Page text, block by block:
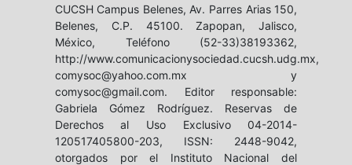
CUCSH Campus Belenes, Av. Parres Arias 150,
Belenes, C.P. 45100. Zapopan, Jalisco,
México, Teléfono (52-33)38193362,
http://www.comunicacionysociedad.cucsh.udg.mx,
comysoc@yahoo.com.mx y
comysoc@gmail.com. Editor responsable:
Gabriela Gómez Rodríguez. Reservas de
Derechos al Uso Exclusivo 04-2014-
120517405800-203, ISSN: 2448-9042,
otorgados por el Instituto Nacional del